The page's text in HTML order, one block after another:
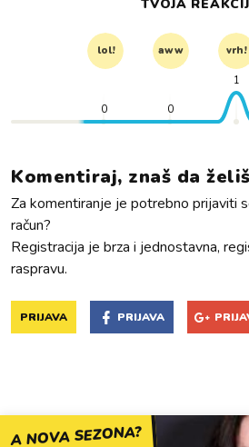
TVOJA
lol! aww vrh!
0 0
1
Komentiraj, znaš da
Za komentiranje je potrebno prijaviti
račun?
Registracija je brza i jednostavna,
raspravu.
PRIJAVA PRIJAVA
A NOVA SEZONA?